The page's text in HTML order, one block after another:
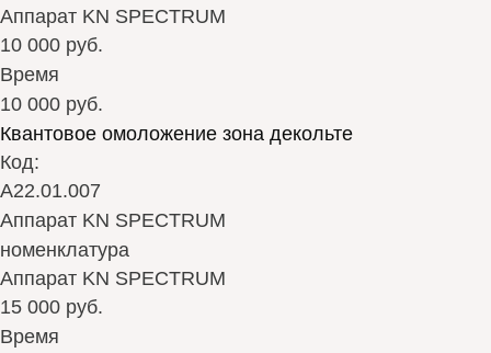
Аппарат KN SPECTRUM
10 000 руб.
Время
10 000 руб.
Квантовое омоложение зона декольте
Код:
А22.01.007
Аппарат KN SPECTRUM
номенклатура
Аппарат KN SPECTRUM
15 000 руб.
Время